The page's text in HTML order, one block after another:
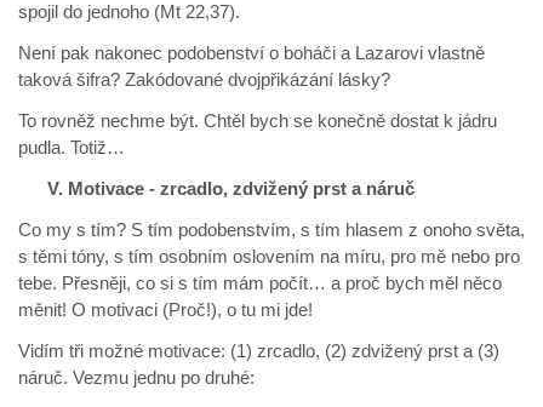
spojil do jednoho (Mt 22,37).
Není pak nakonec podobenství o boháči a Lazarovi vlastně
taková šifra? Zakódované dvojpřikázání lásky?
To rovněž nechme být. Chtěl bych se konečně dostat k jádru
pudla. Totiž…
V. Motivace - zrcadlo, zdvižený prst a náruč
Co my s tím? S tím podobenstvím, s tím hlasem z onoho světa,
s těmi tóny, s tím osobním oslovením na míru, pro mě nebo pro
tebe. Přesněji, co si s tím mám počít… a proč bych měl něco
měnit! O motivaci (Proč!), o tu mi jde!
Vidím tři možné motivace: (1) zrcadlo, (2) zdvižený prst a (3)
náruč. Vezmu jednu po druhé: